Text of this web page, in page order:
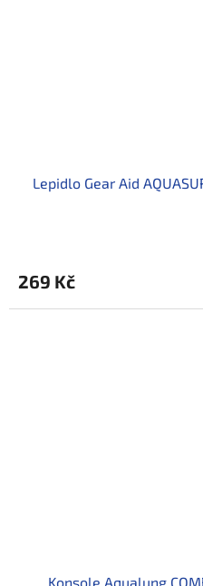
Lepidlo Gear Aid
269 Kč
Konsole Aqualung